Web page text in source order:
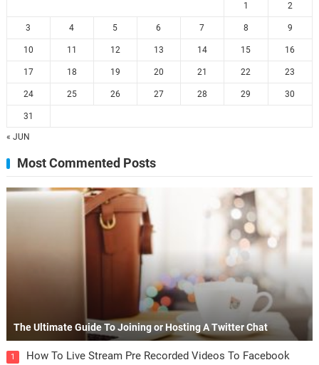
1 2
3 4 5 6 7 8 9
10 11 12 13 14 15 16
17 18 19 20 21 22 23
24 25 26 27 28 29 30
31
« JUN
Most Commented Posts
The Ultimate Guide To Joining or Hosting A Twitter Chat
1 How To Live Stream Pre Recorded Videos To Facebook